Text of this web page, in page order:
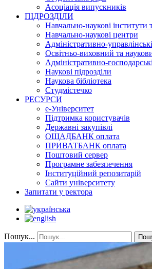
Асоціація випускників
ПІДРОЗДІЛИ
Навчально-наукові інститути
Навчально-наукові центри
Адміністративно-управлінські
Освітньо-виховний та
Адміністративно-господарські
Наукові підрозділи
Наукова бібліотека
Студмістечко
РЕСУРСИ
е-Університет
Підтримка користувачів
Державні закупівлі
ОЩАДБАНК оплата
ПРИВАТБАНК оплата
Поштовий сервер
Програмне забезпечення
Інституційний репозитарій
Сайти університету
Запитати у ректора
Пошук...